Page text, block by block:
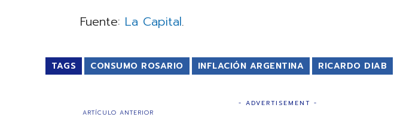
Fuente: La Capital.
TAGS CONSUMO ROSARIO INFLACIÓN ARGENTINA RICARDO DIAB
- ADVERTISEMENT -
ARTÍCULO ANTERIOR